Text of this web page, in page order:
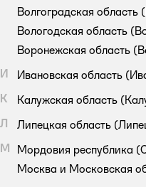
Волгоградская область
Вологодская область
Воронежская область
И
Ивановская область
К
Калужская область
Л
Липецкая область
М
Мордовия республика
Москва и Московская